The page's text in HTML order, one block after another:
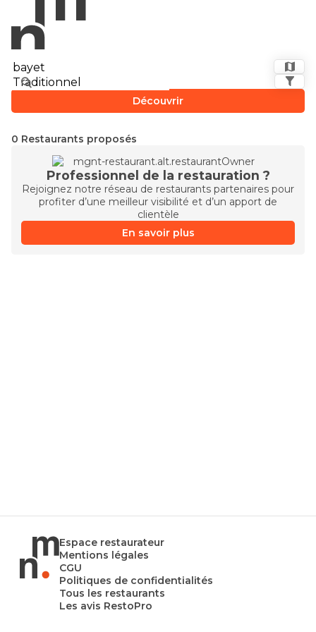
Découvrir
0 Restaurants proposés
Professionnel de la restauration ?
Rejoignez notre réseau de restaurants partenaires pour
profiter d’une meilleur visibilité et d’un apport de
clientèle
En savoir plus
Espace restaurateur
Mentions légales
CGU
Politiques de confidentialités
Tous les restaurants
Les avis RestoPro